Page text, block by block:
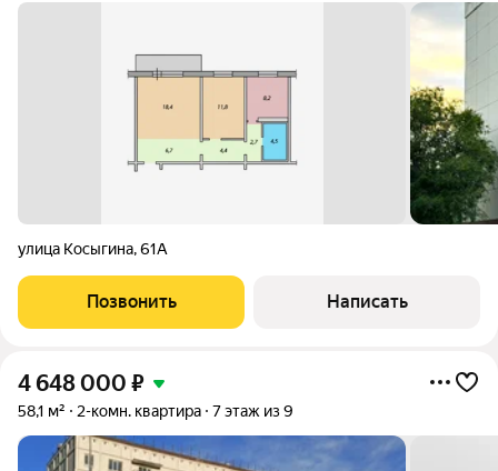
улица Косыгина,61А
Позвонить Написать
4 648 000 ₽
58,1 м² 2-комн. квартира 7 этаж из 9